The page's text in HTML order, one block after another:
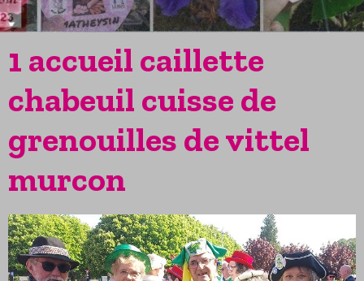
1 accueil caillette
chabeuil cuisse de
grenouilles de vittel
murcon